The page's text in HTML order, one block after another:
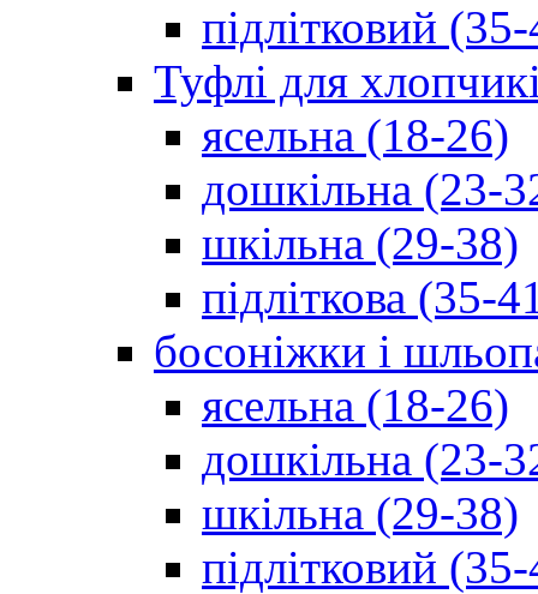
підлітковий
Туфлі для
ясельна (18-26)
дошкільна (23-
шкільна (29-38)
підліткова (35-
босоніжки і
ясельна (18-26)
дошкільна (23-
шкільна (29-38)
підлітковий